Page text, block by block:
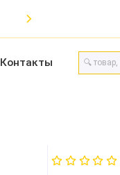
Контакты